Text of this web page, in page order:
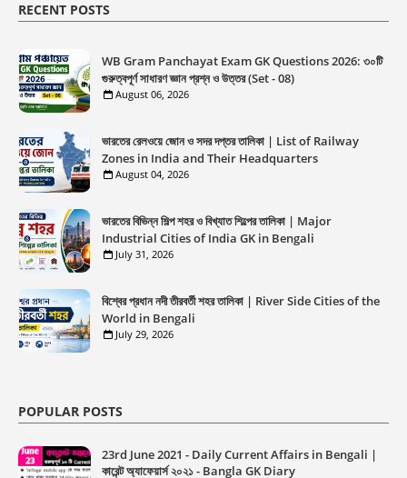
RECENT POSTS
WB Gram Panchayat Exam GK Questions 2026: ৩০টি
গুরুত্বপূর্ণ সাধারণ জ্ঞান প্রশ্ন ও উত্তর (Set - 08)
August 06, 2026
ভারতের রেলওয়ে জোন ও সদর দপ্তর তালিকা | List of Railway
Zones in India and Their Headquarters
August 04, 2026
ভারতের বিভিন্ন শিল্প শহর ও বিখ্যাত শিল্পের তালিকা | Major
Industrial Cities of India GK in Bengali
July 31, 2026
বিশ্বের প্রধান নদী তীরবর্তী শহর তালিকা | River Side Cities of the
World in Bengali
July 29, 2026
POPULAR POSTS
23rd June 2021 - Daily Current Affairs in Bengali |
কারেন্ট অ্যাফেয়ার্স ২০২১ - Bangla GK Diary